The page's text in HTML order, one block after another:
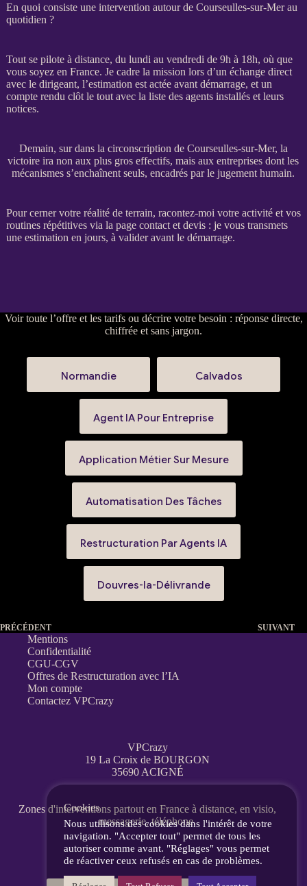
En quoi consiste une intervention autour de Courseulles-sur-Mer au
quotidien ?
Tout se pilote à distance, du lundi au vendredi de 9h à 18h, où que
vous soyez en France. Je cadre la mission lors d’un échange direct
avec le dirigeant, l’estimation est actée avant démarrage, et un
compte rendu clôt le tout avec la liste des agentsinstallés et leurs
notices.
Demain, sur dans la circonscription de Courseulles-sur-Mer, la
victoire ira non aux plus gros effectifs, mais aux entreprises dont les
mécanismes s’enchaînent seuls, encadrés par le jugement humain.
Pour cerner votre réalité de terrain, racontez-moi votre activité et vos
routines répétitives via la page contact et devis: je vous transmets
une estimation en jours, à valider avant le démarrage.
Voirtoute l’offre et les tarifsou décrire votre besoin : réponse directe,
chiffrée et sans jargon.
Normandie Calvados
Agent IA Pour Entreprise
Application Métier Sur Mesure
Automatisation Des Tâches
Restructuration Par Agents IA
Douvres-la-Délivrande
PRÉCÉDENT SUIVANT
Mentions
Confidentialité
CGU-CGV
Offres de Restructuration avec l’IA
Mon compte
Contactez VPCrazy
VPCrazy
19 La Croix de BOURGON
35690 ACIGNÉ
Zones d'interventions partout en France à distance, en visio,
messagerie, téléphone.
Cookies
Nous utilisons des cookies dans l'intérêt de votre
navigation. "Accepter tout" permet de tous les
autoriser comme avant. "Réglages" vous permet
de réactiver ceux refusés en cas de problèmes.